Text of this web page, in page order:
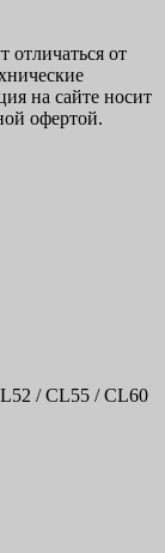
отличаться от
на сайте носит
офертой.
/ CL55 / CL60